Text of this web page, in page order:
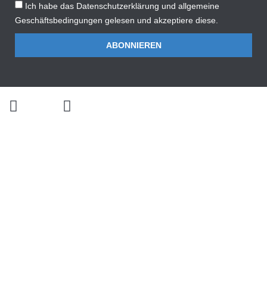
Ich habe das Datenschutzerklärung und allgemeine
Geschäftsbedingungen gelesen und akzeptiere diese.
ABONNIEREN